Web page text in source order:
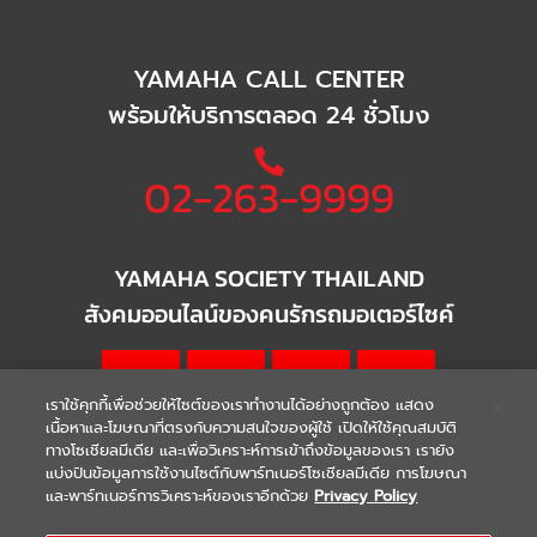
YAMAHA CALL CENTER
พร้อมให้บริการตลอด 24 ชั่วโมง
02-263-9999
YAMAHA SOCIETY THAILAND
สังคมออนไลน์ของคนรักรถมอเตอร์ไซค์
WARRANTY | Terms & Conditions
เราใช้คุกกี้เพื่อช่วยให้ไซต์ของเราทำงานได้อย่างถูกต้อง แสดง
เนื้อหาและโฆษณาที่ตรงกับความสนใจของผู้ใช้ เปิดให้ใช้คุณสมบัติ
ทางโซเชียลมีเดีย และเพื่อวิเคราะห์การเข้าถึงข้อมูลของเรา เรายัง
แบ่งปันข้อมูลการใช้งานไซต์กับพาร์ทเนอร์โซเชียลมีเดีย การโฆษณา
และพาร์ทเนอร์การวิเคราะห์ของเราอีกด้วย Privacy Policy